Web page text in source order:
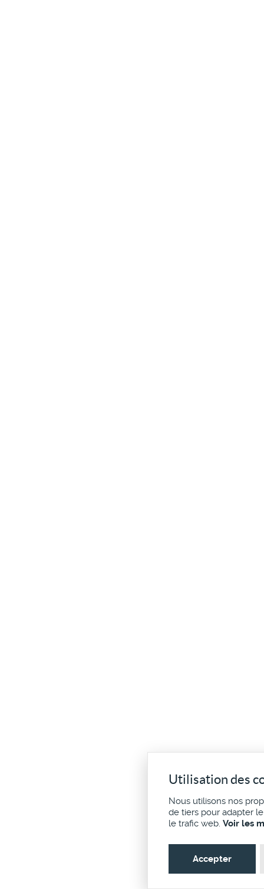
Utilisation des
Nous utilisons nos
de tiers pour adapter
le trafic web. Voir les
Accepter